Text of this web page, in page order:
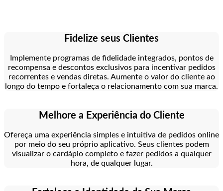
Fidelize seus Clientes
Implemente programas de fidelidade integrados, pontos de
recompensa e descontos exclusivos para incentivar pedidos
recorrentes e vendas diretas. Aumente o valor do cliente ao
longo do tempo e fortaleça o relacionamento com sua marca.
Melhore a Experiência do Cliente
Ofereça uma experiência simples e intuitiva de pedidos online
por meio do seu próprio aplicativo. Seus clientes podem
visualizar o cardápio completo e fazer pedidos a qualquer
hora, de qualquer lugar.